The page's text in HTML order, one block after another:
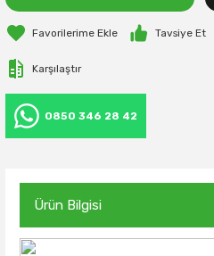
Tavsiye Et
Karşılaştır
0850 346 28 42
Ürün Bilgisi